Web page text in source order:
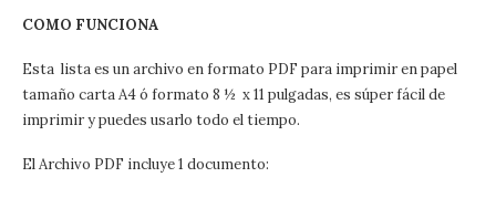
COMO FUNCIONA
Esta lista es un archivo en formato PDF para imprimir en papel
tamaño carta A4 ó formato 8 ½ x 11 pulgadas, es súper fácil de
imprimir y puedes usarlo todo el tiempo.
El Archivo PDF incluye 1 documento: